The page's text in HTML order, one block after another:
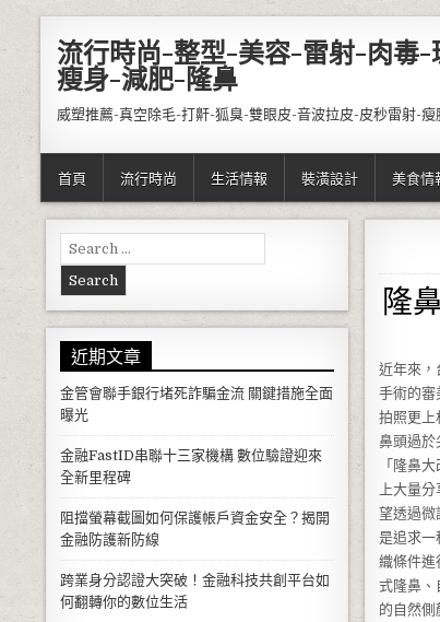
流行時尚-整型-美容-雷射-肉毒
瘦身-減肥-隆鼻
威塑推薦-真空除毛-打鼾-狐臭-雙眼皮-音波拉皮-皮秒雷射-
首頁 流行時尚 生活情報 裝潢設計 美食情
隆
近年來，
手術的審
拍照更上
鼻頭過於
「隆鼻
上大量
望透過微
是追求
織條件進
式隆鼻、
的自然
Search for:
近期文章
金管會聯手銀行堵死詐騙金流 關鍵措施全面
曝光
金融FastID串聯十三家機構 數位驗證迎來
全新里程碑
阻擋螢幕截圖如何保護帳戶資金安全？揭開
金融防護新防線
跨業身分認證大突破！金融科技共創平台如
何翻轉你的數位生活